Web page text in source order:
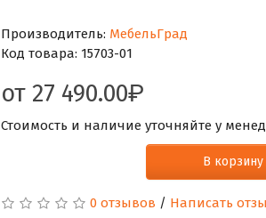
Производитель: МебельГрад
Код товара: 15703-01
от 27 490.00
Стоимость и наличие уточняйте у
В корзину
0 отзывов / Написать